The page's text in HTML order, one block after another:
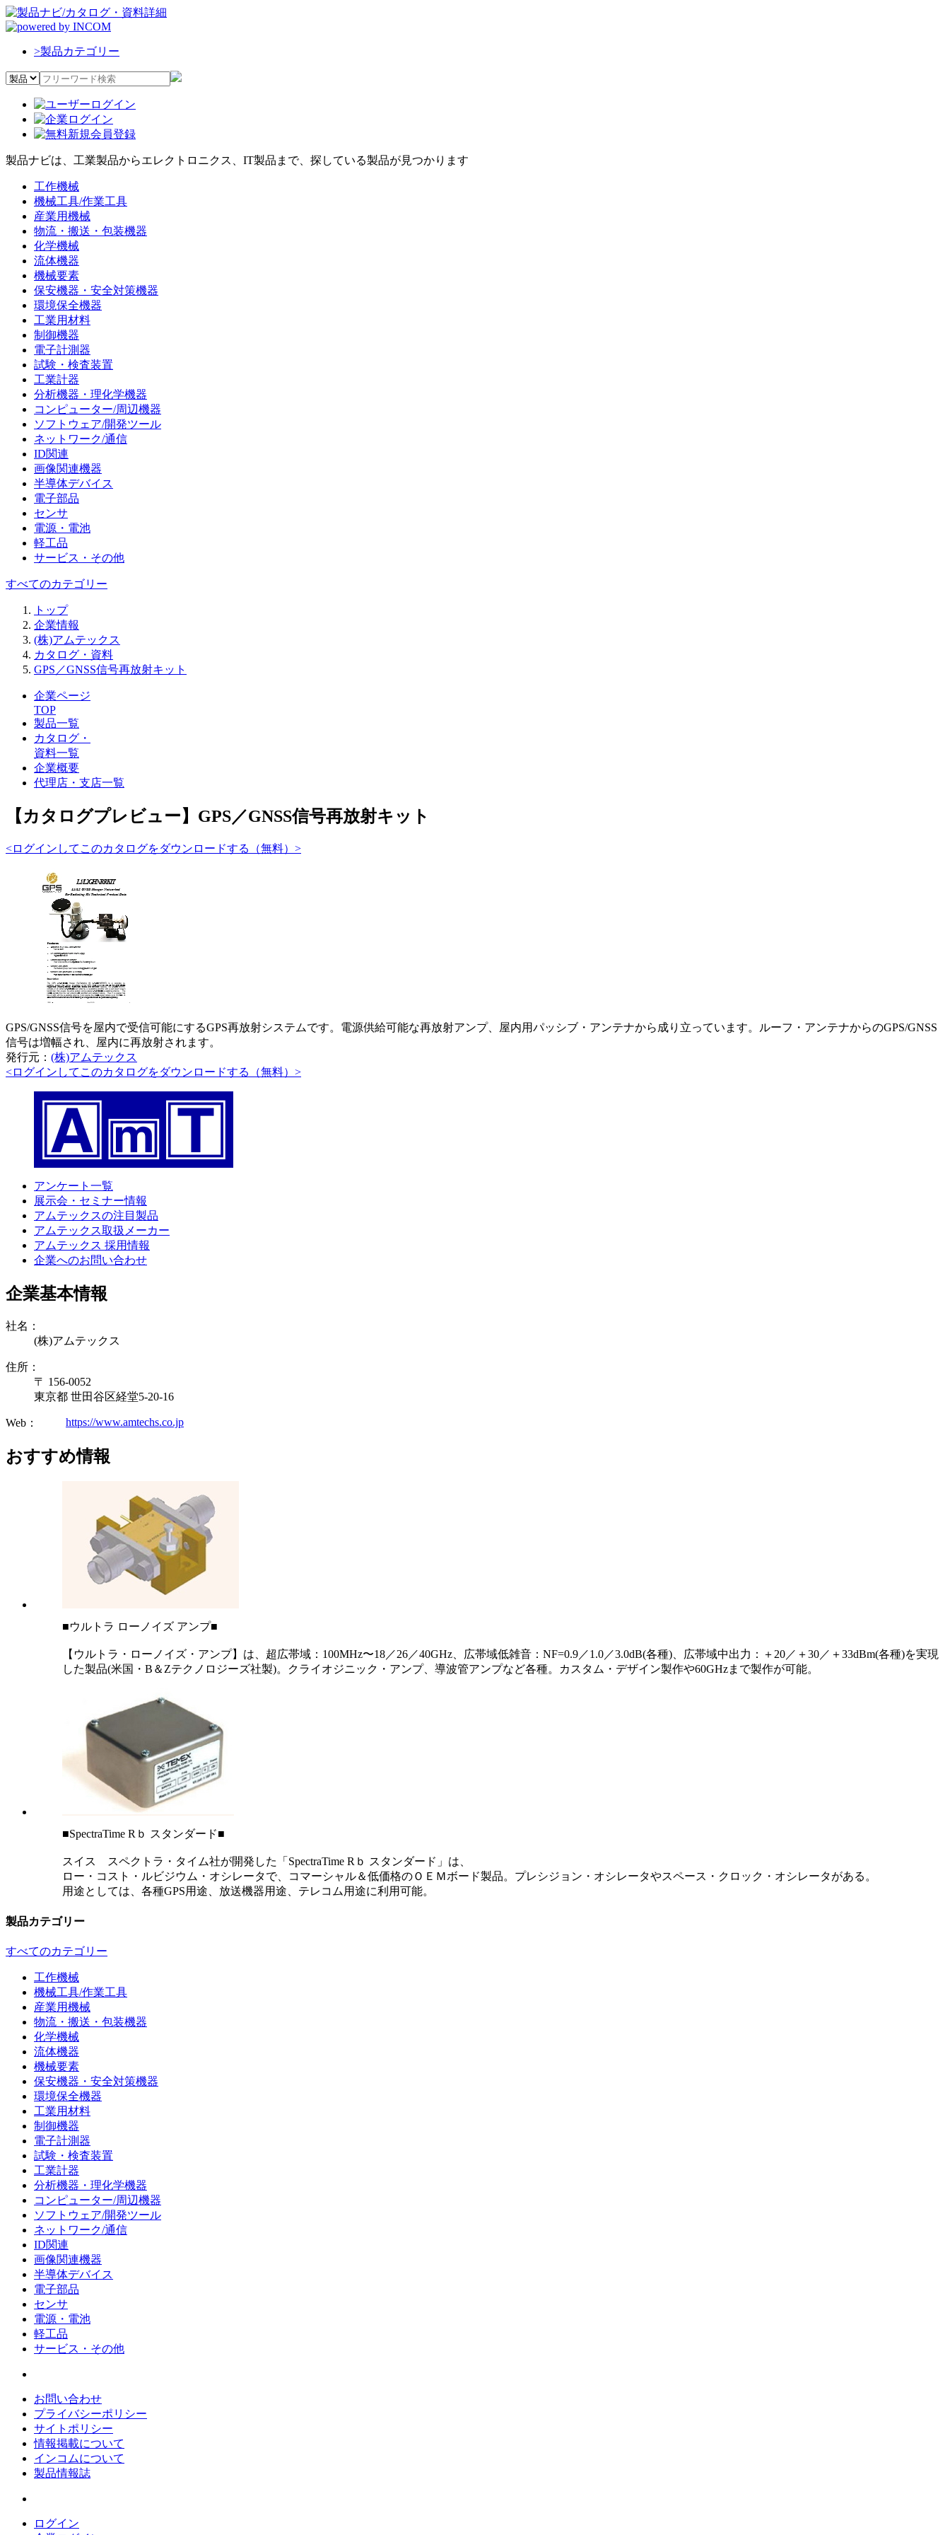
>製品カテゴリー
製品ナビは、工業製品からエレクトロニクス、IT製品まで、探している製品が見つかります
工作機械
機械工具/作業工具
産業用機械
物流・搬送・包装機器
化学機械
流体機器
機械要素
保安機器・安全対策機器
環境保全機器
工業用材料
制御機器
電子計測器
試験・検査装置
工業計器
分析機器・理化学機器
コンピューター/周辺機器
ソフトウェア/開発ツール
ネットワーク/通信
ID関連
画像関連機器
半導体デバイス
電子部品
センサ
電源・電池
軽工品
サービス・その他
すべてのカテゴリー
トップ
企業情報
(株)アムテックス
カタログ・資料
GPS／GNSS信号再放射キット
企業ページ
TOP
製品一覧
カタログ・
資料一覧
企業概要
代理店・支店一覧
【カタログプレビュー】GPS／GNSS信号再放射キット
<ログインしてこのカタログをダウンロードする（無料）>
GPS/GNSS信号を屋内で受信可能にするGPS再放射システムです。電源供給可能な再放射アンプ、屋内用パッシブ・アンテナから成り立っています。ルーフ・アンテナからのGPS/GNSS
信号は増幅され、屋内に再放射されます。
発行元： (株)アムテックス
<ログインしてこのカタログをダウンロードする（無料）>
アンケート一覧
展示会・セミナー情報
アムテックスの注目製品
アムテックス取扱メーカー
アムテックス 採用情報
企業へのお問い合わせ
企業基本情報
社名：
(株)アムテックス
住所：
〒 156-0052
東京都 世田谷区経堂5-20-16
Web： https://www.amtechs.co.jp
おすすめ情報
■ウルトラ ローノイズ アンプ■
【ウルトラ・ローノイズ・アンプ】は、超広帯域：100MHz〜18／26／40GHz、広帯域低雑音：NF=0.9／1.0／3.0dB(各種)、広帯域中出力：＋20／＋30／＋33dBm(各種)を実現
した製品(米国・B＆Zテクノロジーズ社製)。クライオジニック・アンプ、導波管アンプなど各種。カスタム・デザイン製作や60GHzまで製作が可能。
■SpectraTime Rｂ スタンダード■
スイス スペクトラ・タイム社が開発した「SpectraTime Rｂ スタンダード」は、
ロー・コスト・ルビジウム・オシレータで、コマーシャル＆低価格のＯＥＭボード製品。プレシジョン・オシレータやスペース・クロック・オシレータがある。
用途としては、各種GPS用途、放送機器用途、テレコム用途に利用可能。
製品カテゴリー
すべてのカテゴリー
工作機械
機械工具/作業工具
産業用機械
物流・搬送・包装機器
化学機械
流体機器
機械要素
保安機器・安全対策機器
環境保全機器
工業用材料
制御機器
電子計測器
試験・検査装置
工業計器
分析機器・理化学機器
コンピューター/周辺機器
ソフトウェア/開発ツール
ネットワーク/通信
ID関連
画像関連機器
半導体デバイス
電子部品
センサ
電源・電池
軽工品
サービス・その他
お問い合わせ
プライバシーポリシー
サイトポリシー
情報掲載について
インコムについて
製品情報誌
ログイン